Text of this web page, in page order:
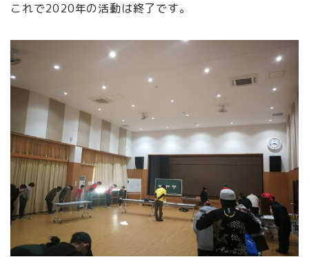
これで2020年の活動は終了です。